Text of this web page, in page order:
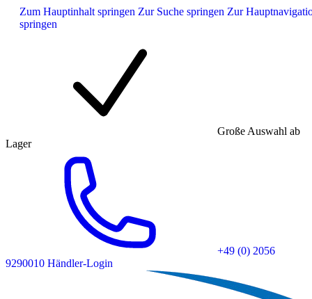
Zum Hauptinhalt springen Zur Suche springen Zur
springen
Große Auswahl ab
Lager
+49 (0) 2056
9290010 Händler-Login